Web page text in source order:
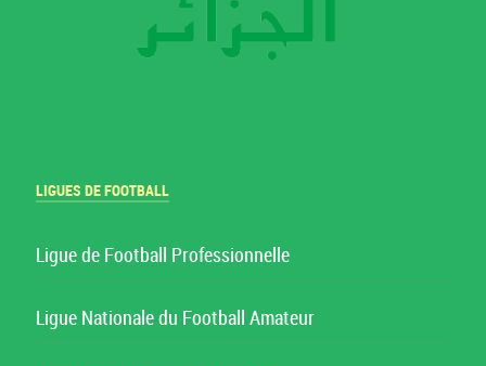
LIGUES DE FOOTBALL
Ligue de Football Professionnelle
Ligue Nationale du Football Amateur